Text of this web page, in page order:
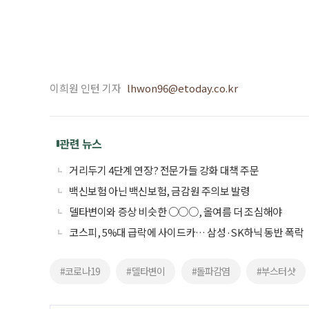
이희원 인턴 기자 lhwon96@etoday.co.kr
관련 뉴스
거리두기 4단계 연장? 전문가들 강화 대책 주문
백신보험 아닌 백신보험, 금감원 주의보 발령
델타변이와 증상 비슷한 ○○○, 올여름 더 조심해야
코스피, 5%대 급락에 사이드카… 삼성·SK하닉 동반 폭락
#코로나19 #델타변이 #돌파감염 #부스터샷